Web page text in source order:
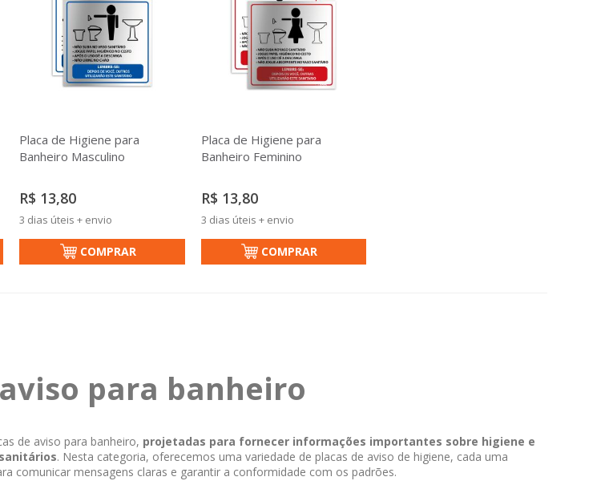
Placa de Higiene para
Banheiro Masculino
R$ 13,80
3 dias úteis + envio
COMPRAR
Placa de Higiene para
Banheiro Feminino
R$ 13,80
3 dias úteis + envio
COMPRAR
para banheiro
de aviso para banheiro, projetadas para fornecer informações importantes sobre higiene e
. Nesta categoria, oferecemos uma variedade de placas de aviso de higiene, cada uma
comunicar mensagens claras e garantir a conformidade com os padrões.